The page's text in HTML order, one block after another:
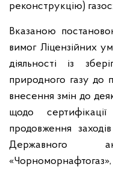
реконструкцію)
Вказаною
вимог Ліцензійних
діяльності із
природного газу до
внесення змін до
щодо
продовження
Державного